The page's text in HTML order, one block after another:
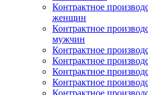
Контрактное
женщин
Контрактное
мужчин
Контрактное
Контрактное
Контрактное
Контрактное
Контрактное